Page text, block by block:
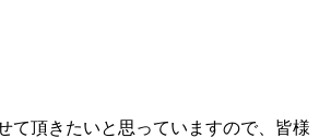
て頂きたいと思っていますので、皆様